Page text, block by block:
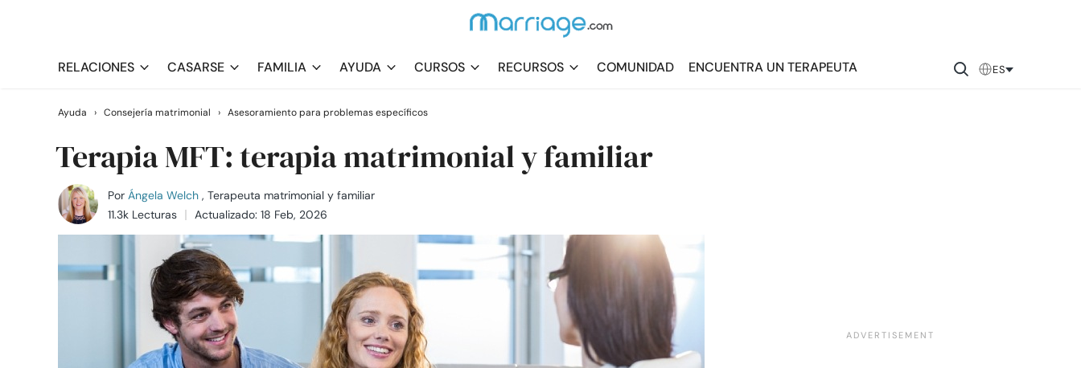
RELACIONES CASARSE FAMILIA AYUDA CURSOS RECURSOS COMUNIDAD ENCUENTRA UN TERAPEUTA ES
Ayuda › Consejería matrimonial › Asesoramiento para problemas específicos
Terapia MFT: terapia matrimonial y familiar
Por Ángela Welch , Terapeuta matrimonial y familiar
11.3k Lecturas
Actualizado: 18 Feb, 2026